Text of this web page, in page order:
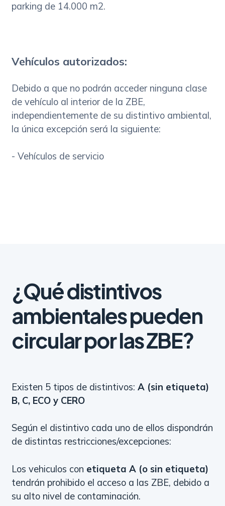
parking de 14.000 m2.
Vehículos autorizados:
Debido a que no podrán acceder ninguna clase
de vehículo al interior de la ZBE,
independientemente de su distintivo ambiental,
la única excepción será la siguiente:
- Vehículos de servicio
¿Qué distintivos
ambientales pueden
circular por las ZBE?
Existen 5 tipos de distintivos: A (sin etiqueta)
B, C, ECO y CERO
Según el distintivo cada uno de ellos dispondrán
de distintas restricciones/excepciones:
Los vehiculos con etiqueta A (o sin etiqueta)
tendrán prohibido el acceso a las ZBE, debido a
su alto nivel de contaminación.